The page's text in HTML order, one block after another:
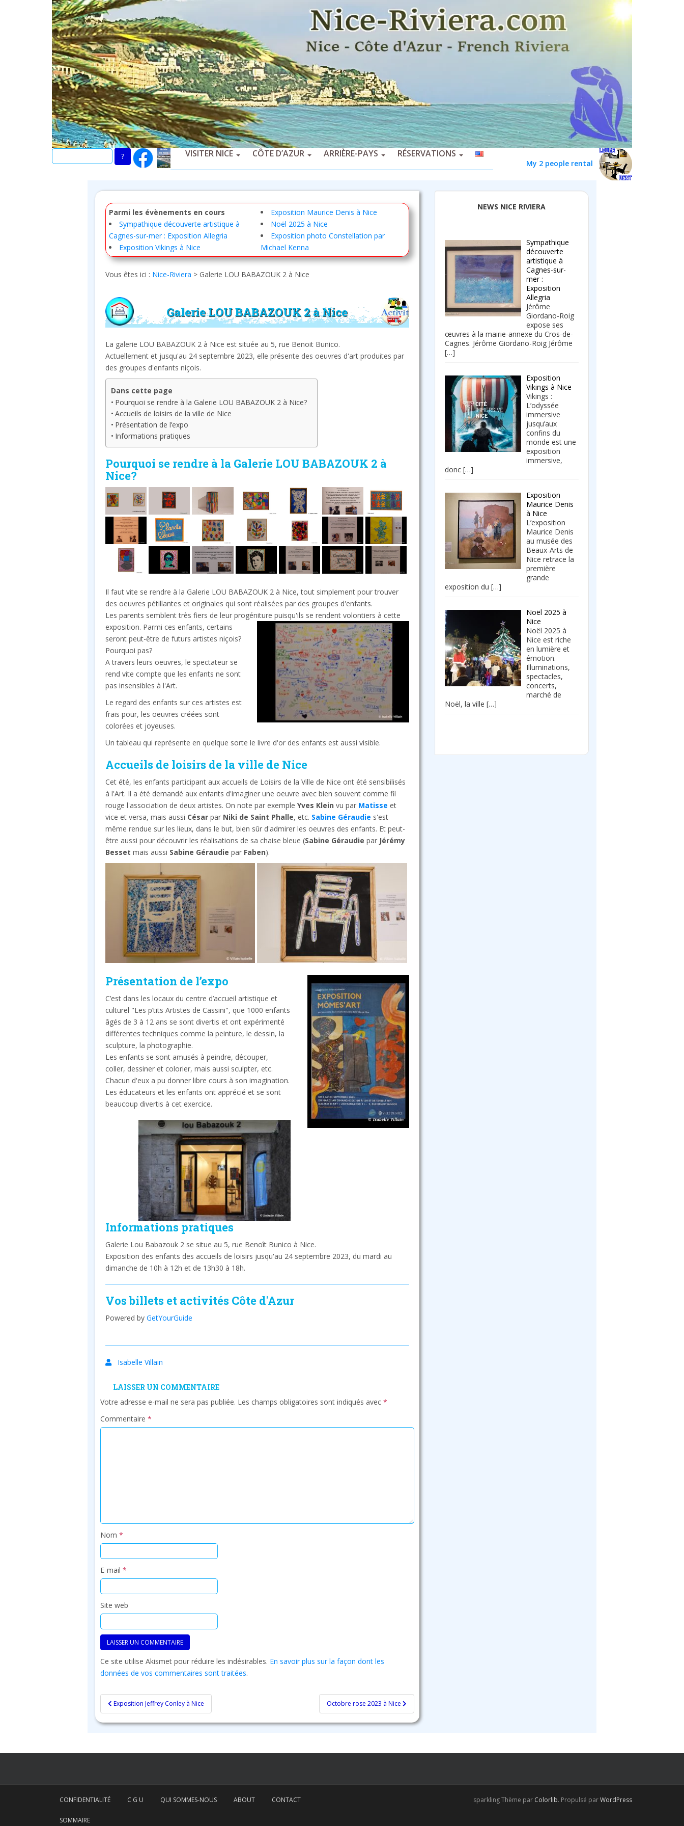
My 2 people rental
VISITER NICE CÔTE D’AZUR ARRIÈRE-PAYS RÉSERVATIONS
Parmi les évènements en cours
Sympathique découverte artistique à
Cagnes-sur-mer : Exposition Allegria
Exposition Vikings à Nice
Exposition Maurice Denis à Nice
Noël 2025 à Nice
Exposition photo Constellation par
Michael Kenna
Vous êtes ici : Nice-Riviera > Galerie LOU BABAZOUK 2 à Nice
Galerie LOU BABAZOUK 2 à Nice
La galerie LOU BABAZOUK 2 à Nice est située au 5, rue Benoit Bunico.
Actuellement et jusqu'au 24 septembre 2023, elle présente des oeuvres d'art produites par
des groupes d'enfants niçois.
Dans cette page
Pourquoi se rendre à la Galerie LOU BABAZOUK 2 à Nice?
Accueils de loisirs de la ville de Nice
Présentation de l’expo
Informations pratiques
Pourquoi se rendre à la Galerie LOU BABAZOUK 2 à
Nice?
Il faut vite se rendre à la Galerie LOU BABAZOUK 2 à Nice, tout simplement pour trouver
des oeuvres pétillantes et originales qui sont réalisées par des groupes d'enfants.
Les parents semblent très fiers de leur progéniture puisqu'ils se rendent volontiers à cette
exposition. Parmi ces enfants, certains
seront peut-être de futurs artistes niçois?
Pourquoi pas?
A travers leurs oeuvres, le spectateur se
rend vite compte que les enfants ne sont
pas insensibles à l'Art.
Le regard des enfants sur ces artistes est
frais pour, les oeuvres créées sont
colorées et joyeuses.
Un tableau qui représente en quelque sorte le livre d'or des enfants est aussi visible.
Accueils de loisirs de la ville de Nice
Cet été, les enfants participant aux accueils de Loisirs de la Ville de Nice ont été sensibilisés
à l'Art. Il a été demandé aux enfants d'imaginer une oeuvre avec bien souvent comme fil
rouge l'association de deux artistes. On note par exemple Yves Klein vu par Matisse et
vice et versa, mais aussi César par Niki de Saint Phalle, etc. Sabine Géraudie s'est
même rendue sur les lieux, dans le but, bien sûr d'admirer les oeuvres des enfants. Et peut-
être aussi pour découvrir les réalisations de sa chaise bleue (Sabine Géraudie par Jérémy
Besset mais aussi Sabine Géraudie par Faben).
Présentation de l’expo
C’est dans les locaux du centre d’accueil artistique et
culturel "Les p’tits Artistes de Cassini", que 1000 enfants
âgés de 3 à 12 ans se sont divertis et ont expérimenté
différentes techniques comme la peinture, le dessin, la
sculpture, la photographie.
Les enfants se sont amusés à peindre, découper,
coller, dessiner et colorier, mais aussi sculpter, etc.
Chacun d'eux a pu donner libre cours à son imagination.
Les éducateurs et les enfants ont apprécié et se sont
beaucoup divertis à cet exercice.
Informations pratiques
Galerie Lou Babazouk 2 se situe au 5, rue Benoît Bunico à Nice.
Exposition des enfants des accueils de loisirs jusqu'au 24 septembre 2023, du mardi au
dimanche de 10h à 12h et de 13h30 à 18h.
Vos billets et activités Côte d'Azur
Powered by GetYourGuide
Isabelle Villain
LAISSER UN COMMENTAIRE
Votre adresse e-mail ne sera pas publiée. Les champs obligatoires sont indiqués avec *
Commentaire *
Nom *
E-mail *
Site web
Ce site utilise Akismet pour réduire les indésirables. En savoir plus sur la façon dont les
données de vos commentaires sont traitées.
Navigation
de
l’article
Exposition Jeffrey Conley à Nice Octobre rose 2023 à Nice
NEWS NICE RIVIERA
Sympathique
découverte
artistique à
Cagnes-sur-
mer :
Exposition
Allegria
Jérôme
Giordano-Roig
expose ses
œuvres à la mairie-annexe du Cros-de-
Cagnes. Jérôme Giordano-Roig Jérôme
[…]
Exposition
Vikings à Nice
Vikings :
L’odyssée
immersive
jusqu’aux
confins du
monde est une
exposition
immersive,
donc […]
Exposition
Maurice Denis
à Nice
L’exposition
Maurice Denis
au musée des
Beaux-Arts de
Nice retrace la
première
grande
exposition du […]
Noël 2025 à
Nice
Noël 2025 à
Nice est riche
en lumière et
émotion.
Illuminations,
spectacles,
concerts,
marché de
Noël, la ville […]
CONFIDENTIALITÉ C G U QUI SOMMES-NOUS ABOUT CONTACT
SOMMAIRE
sparkling Thème par Colorlib. Propulsé parWordPress